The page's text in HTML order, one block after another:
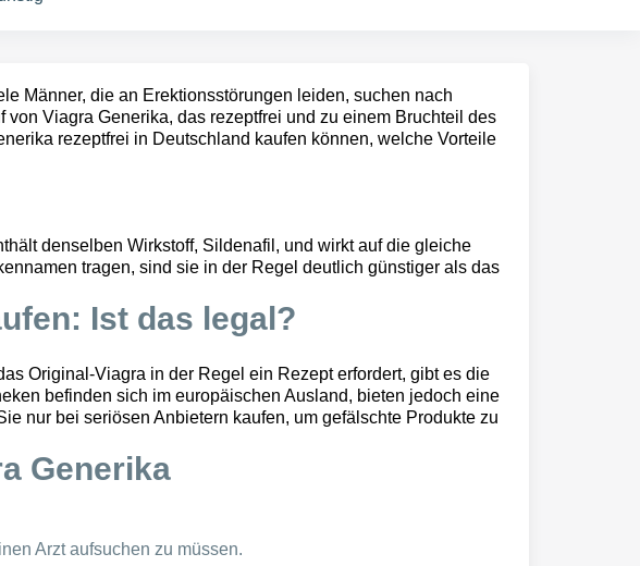
Männer, die an Erektionsstörungen leiden, suchen nach
Viagra Generika, das rezeptfrei und zu einem Bruchteil des
rezeptfrei in Deutschland kaufen können, welche Vorteile
denselben Wirkstoff, Sildenafil, und wirkt auf die gleiche
tragen, sind sie in der Regel deutlich günstiger als das
Ist das legal?
Original-Viagra in der Regel ein Rezept erfordert, gibt es die
befinden sich im europäischen Ausland, bieten jedoch eine
nur bei seriösen Anbietern kaufen, um gefälschte Produkte zu
Generika
Arzt aufsuchen zu müssen.